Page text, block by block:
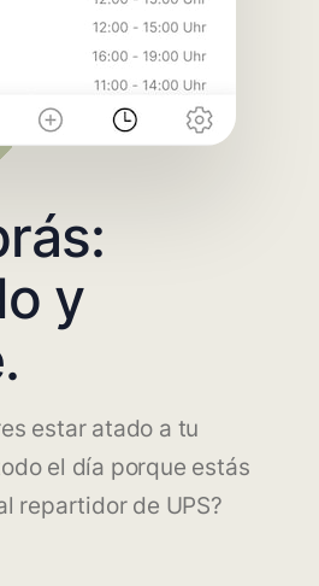
y
estar atado a tu
el día porque estás
repartidor de UPS?